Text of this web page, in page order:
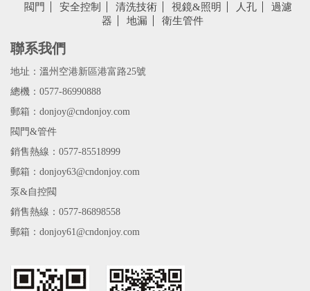
閥門
安全控制 清洗技術 視鏡&照明 人孔
過濾
器
地漏 衛生管件
聯系我們
地址：溫州空港新區港富路25號
總機：0577-86990888
郵箱：donjoy@cndonjoy.com
閥門&管件
銷售熱線：0577-85518999
郵箱：donjoy63@cndonjoy.com
泵&自控閥
銷售熱線：0577-86898558
郵箱：donjoy61@cndonjoy.com